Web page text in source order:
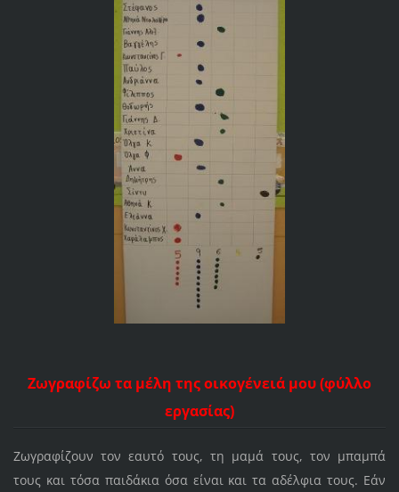
Ζωγραφίζω τα μέλη της οικογένειά μου (φύλλο
εργασίας)
Ζωγραφίζουν τον εαυτό τους, τη μαμά τους, τον μπαμπά
τους και τόσα παιδάκια όσα είναι και τα αδέλφια τους. Εάν